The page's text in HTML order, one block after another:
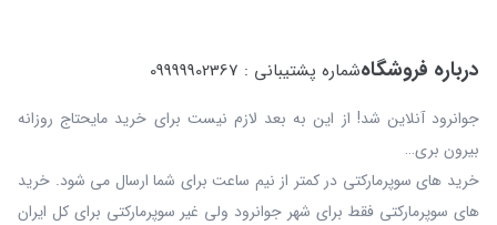
درباره فروشگاهشماره پشتیبانی : 09999902367
جوانرود آنلاین شد! از این به بعد لازم نیست برای خرید مایحتاج روزانه
بیرون بری…
خرید های سوپرمارکتی در کمتر از نیم ساعت برای شما ارسال می شود. خرید
های سوپرمارکتی فقط برای شهر جوانرود ولی غیر سوپرمارکتی برای کل ایران